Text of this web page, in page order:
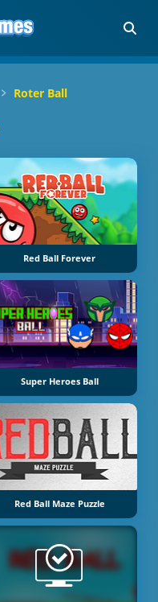
Roter Ball
Red Ball Forever
Super Heroes Ball
Red Ball Maze Puzzle